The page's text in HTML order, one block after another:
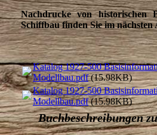
Nachdrucke von historischen
Schiffbau finden Sie im nächsten
Katalog 1927-500
Modellbau.pdf(15.98KB)
Katalog 1927-500
Modellbau.pdf(15.98KB)
Buchbeschreibungen